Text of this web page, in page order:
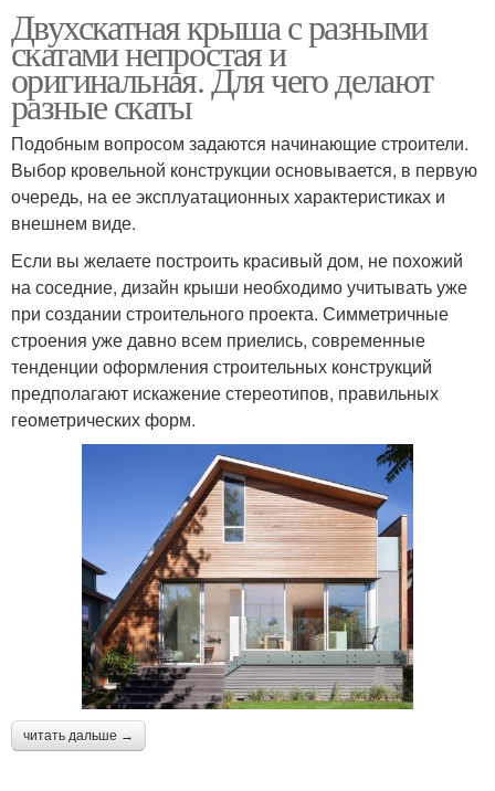
Двухскатная крыша с разными
скатами непростая и
оригинальная. Для чего делают
разные скаты
Подобным вопросом задаются начинающие строители.
Выбор кровельной конструкции основывается, в первую
очередь, на ее эксплуатационных характеристиках и
внешнем виде.
Если вы желаете построить красивый дом, не похожий
на соседние, дизайн крыши необходимо учитывать уже
при создании строительного проекта. Симметричные
строения уже давно всем приелись, современные
тенденции оформления строительных конструкций
предполагают искажение стереотипов, правильных
геометрических форм.
читать дальше →